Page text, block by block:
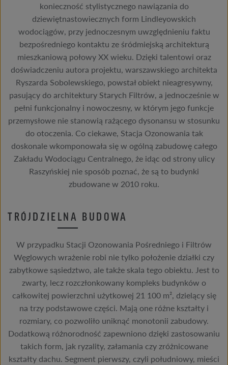
konieczność stylistycznego nawiązania do
dziewiętnastowiecznych form Lindleyowskich
wodociągów, przy jednoczesnym uwzględnieniu faktu
bezpośredniego kontaktu ze śródmiejską architekturą
mieszkaniową połowy XX wieku. Dzięki talentowi oraz
doświadczeniu autora projektu, warszawskiego architekta
Ryszarda Sobolewskiego, powstał obiekt nieagresywny,
pasujący do architektury Starych Filtrów, a jednocześnie w
pełni funkcjonalny i nowoczesny, w którym jego funkcje
przemysłowe nie stanowią rażącego dysonansu w stosunku
do otoczenia. Co ciekawe, Stacja Ozonowania tak
doskonale wkomponowała się w ogólną zabudowę całego
Zakładu Wodociągu Centralnego, że idąc od strony ulicy
Raszyńskiej nie sposób poznać, że są to budynki
zbudowane w 2010 roku.
TRÓJDZIELNA BUDOWA
W przypadku Stacji Ozonowania Pośredniego i Filtrów
Węglowych wrażenie robi nie tylko położenie działki czy
zabytkowe sąsiedztwo, ale także skala tego obiektu. Jest to
zwarty, lecz rozczłonkowany kompleks budynków o
całkowitej powierzchni użytkowej 21 100 m², dzielący się
na trzy podstawowe części. Mają one różne kształty i
rozmiary, co pozwoliło uniknąć monotonii zabudowy.
Dodatkową różnorodność zapewniono dzięki zastosowaniu
takich form, jak ryzality, załamania czy zróżnicowane
kształty dachu. Segment pierwszy, czyli południowy, mieści